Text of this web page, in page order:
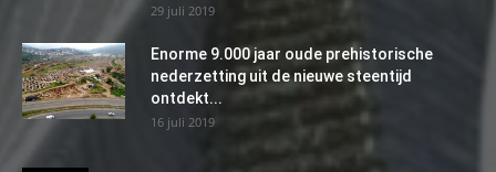
29 juli 2019
Enorme 9.000 jaar oude prehistorische
nederzetting uit de nieuwe steentijd
ontdekt...
16 juli 2019